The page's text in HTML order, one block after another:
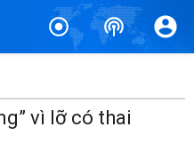
vì lỡ có thai